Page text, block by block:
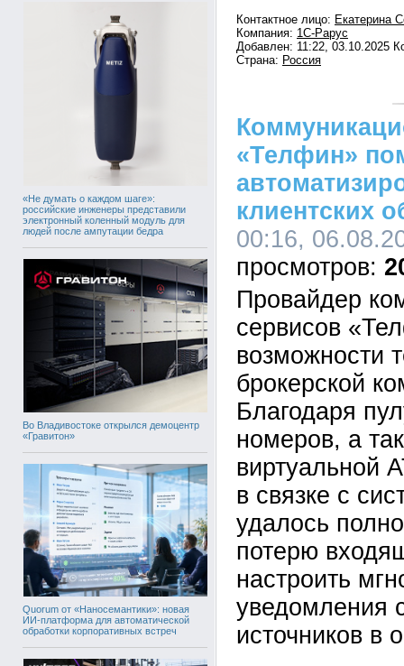
«Не думать о каждом шаге»:
российские инженеры представили
электронный коленный модуль для
людей после ампутации бедра
Во Владивостоке открылся демоцентр
«Гравитон»
Quorum от «Наносемантики»: новая
ИИ-платформа для автоматической
обработки корпоративных встреч
Контактное лицо: Екатерина
Компания: 1С-Рарус
Добавлен: 11:22, 03.10.2025
Страна: Россия
«Телфин»
клиентских
00:16,
Провайдер
сервисов
возможности
брокерской
Благодаря
номеров, а
виртуальной
в связке с
удалось
потерю
настроить
уведомления
источников в